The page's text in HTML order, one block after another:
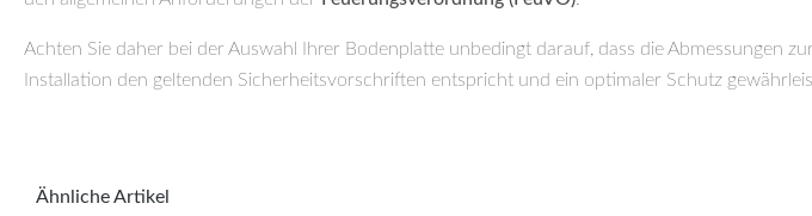
Achten Sie daher bei der Auswahl Ihrer Bodenplatte unbedingt darauf, dass die Abmessungen
Installation den geltenden Sicherheitsvorschriften entspricht und ein optimaler Schutz
Ähnliche Artikel